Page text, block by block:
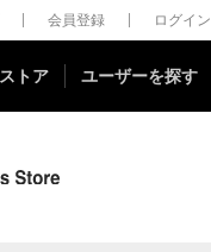
会員登録 ログイン
ストア ユーザーを探す